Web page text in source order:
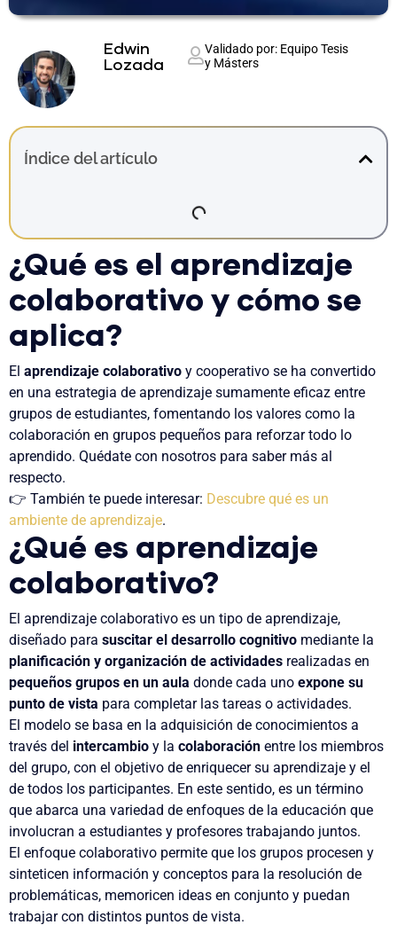
Edwin
Lozada
Validado por: Equipo Tesis
y Másters
Índice del artículo
¿Qué es el aprendizaje
colaborativo y cómo se
aplica?
El aprendizaje colaborativo y cooperativo se ha convertido
en una estrategia de aprendizaje sumamente eficaz entre
grupos de estudiantes, fomentando los valores como la
colaboración en grupos pequeños para reforzar todo lo
aprendido. Quédate con nosotros para saber más al
respecto.
👉 También te puede interesar: Descubre qué es un
ambiente de aprendizaje.
¿Qué es aprendizaje
colaborativo?
El aprendizaje colaborativo es un tipo de aprendizaje,
diseñado para suscitar el desarrollo cognitivo mediante la
planificación y organización de actividades realizadas en
pequeños grupos en un aula donde cada uno expone su
punto de vista para completar las tareas o actividades.
El modelo se basa en la adquisición de conocimientos a
través del intercambio y la colaboración entre los miembros
del grupo, con el objetivo de enriquecer su aprendizaje y el
de todos los participantes. En este sentido, es un término
que abarca una variedad de enfoques de la educación que
involucran a estudiantes y profesores trabajando juntos.
El enfoque colaborativo permite que los grupos procesen y
sinteticen información y conceptos para la resolución de
problemáticas, memoricen ideas en conjunto y puedan
trabajar con distintos puntos de vista.